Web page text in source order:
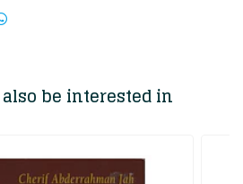
be interested in